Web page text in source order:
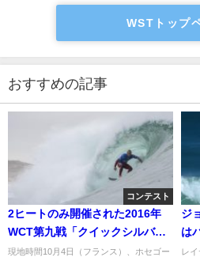
WSTトップ
おすすめの記事
コンテスト
2ヒートのみ開催された2016年
WCT第九戦「クイックシルバ
ー・プロ・フランス」初日
現地時間10月4日（フランス）、ホセゴー
ジ
は
ボ
レ